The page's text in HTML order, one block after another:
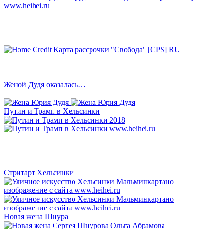
Женой Дудя оказалась…
Путин и Трамп в Хельсинки
Стритарт Хельсинки
Новая жена Шнура